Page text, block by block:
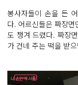
봉사자들이 손을 든
다. 어르신들은 짜장
도 챙겨 드렸다. 짜장
가 건네 주는 떡을 받